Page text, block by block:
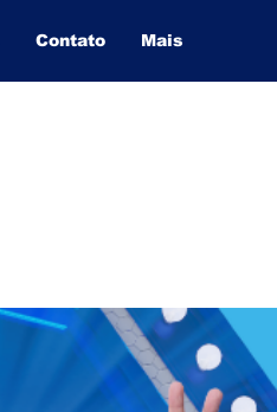
Contato Mais